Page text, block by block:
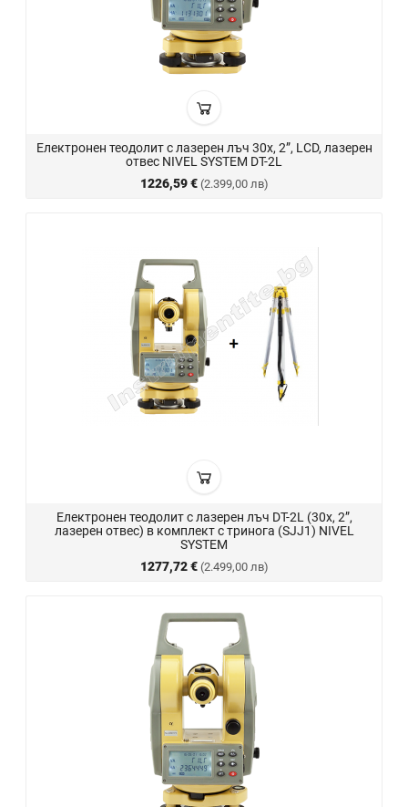
Електронен теодолит с лазерен лъч 30x, 2”, LCD, лазерен
отвес NIVEL SYSTEM DT-2L
1226,59 € (2.399,00 лв)
Електронен теодолит с лазерен лъч DT-2L (30x, 2”,
лазерен отвес) в комплект с тринога (SJJ1) NIVEL
SYSTEM
1277,72 € (2.499,00 лв)